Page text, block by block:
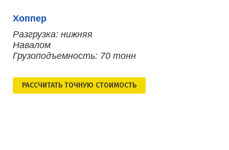
Хоппер
Разгрузка: нижняя
Навалом
Грузоподъемность: 70 тонн
РАСCЧИТАТЬ ТОЧНУЮ СТОИМОСТЬ